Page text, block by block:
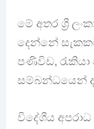
මේ අතර ශ්‍රී
දෙන්නේ
පණිවිඩ,
සම්බන්ධයෙන්
විදේශීය